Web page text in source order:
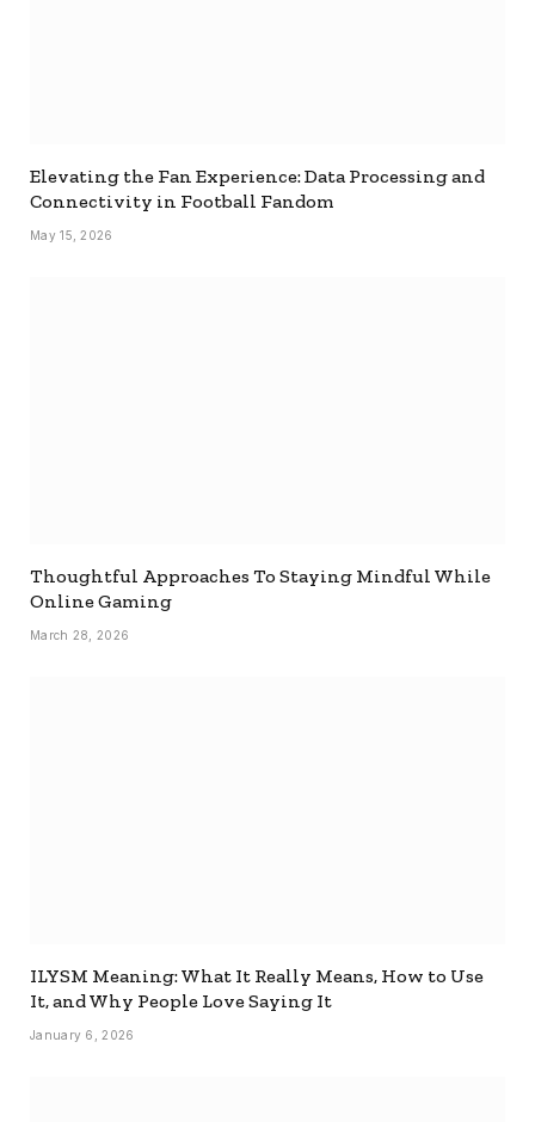
Elevating the Fan Experience: Data Processing and
Connectivity in Football Fandom
May 15, 2026
Thoughtful Approaches To Staying Mindful While
Online Gaming
March 28, 2026
ILYSM Meaning: What It Really Means, How to Use
It, and Why People Love Saying It
January 6, 2026